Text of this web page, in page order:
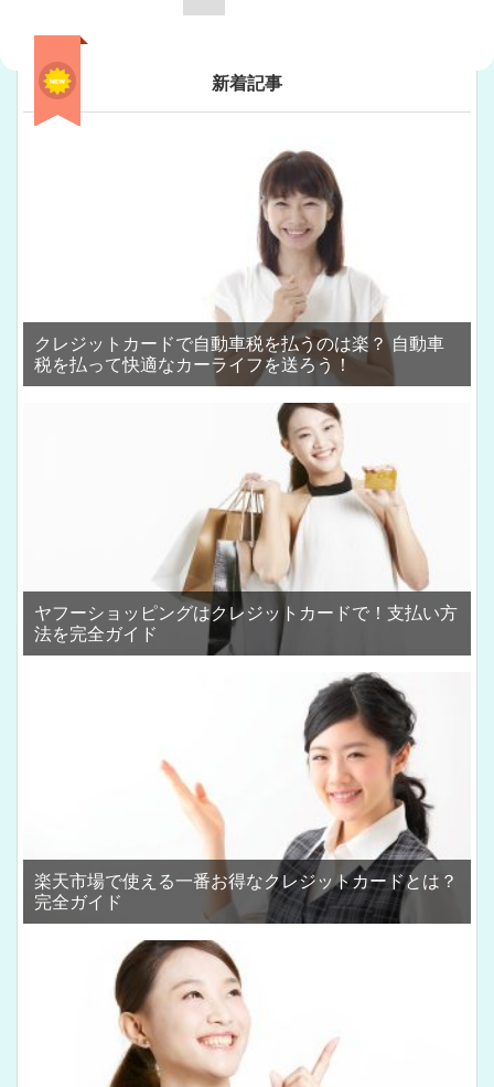
新着記事
クレジットカードで自動車税を払うのは楽？ 自動車
税を払って快適なカーライフを送ろう！
ヤフーショッピングはクレジットカードで！支払い方
法を完全ガイド
楽天市場で使える一番お得なクレジットカードとは？
完全ガイド